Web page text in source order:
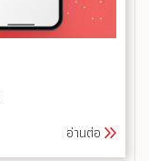
อ่านต่อ